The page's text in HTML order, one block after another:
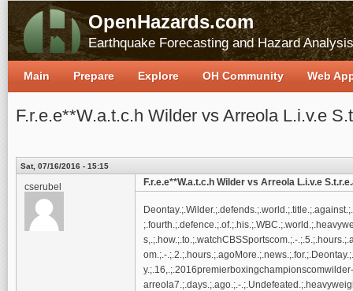
OpenHazards.com
Earthquake Forecasting and Hazard Analysis
F.r.e.e**W.a.t.c.h Wilder vs Arreola L.i.v.e
Sat, 07/16/2016 - 15:15
cserubel F.r.e.e**W.a.t.c.h Wilder vs Arreola L.i.v.e
s,.;.how.;.to.;.watchCBSSportscom‎.;.-
om‎.;.-
arreola7.;.days.;.ago.;.-
Main Prepare Explore OH Community Web